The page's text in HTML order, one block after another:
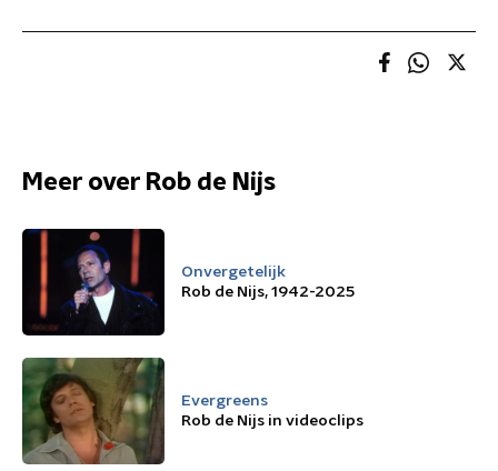
Meer over Rob de Nijs
Onvergetelijk
Rob de Nijs, 1942-2025
Evergreens
Rob de Nijs in videoclips